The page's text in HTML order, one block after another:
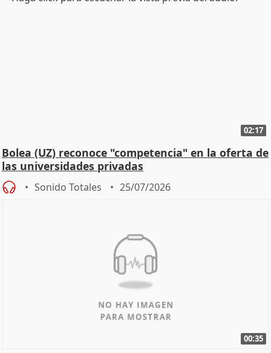
02:17
Bolea (UZ) reconoce "competencia" en la oferta de
las universidades privadas
Sonido Totales 25/07/2026
00:35